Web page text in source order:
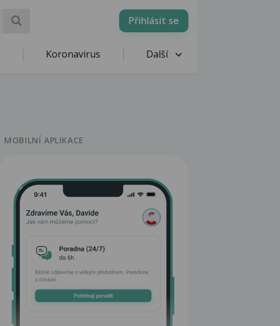
Přihlásit se
Koronavirus Další
MOBILNÍ APLIKACE